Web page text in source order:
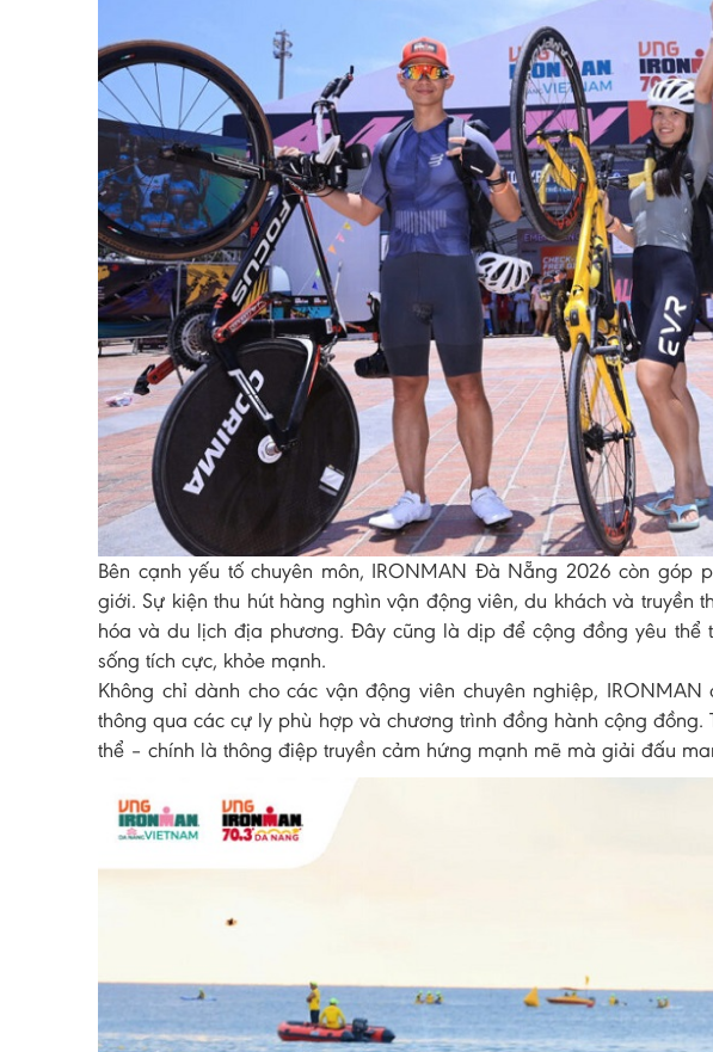
Bên cạnh yếu tố chuyên môn, IRONMAN Đà Nẵng 2026 còn
giới. Sự kiện thu hút hàng nghìn vận động viên, du khách và truyền
hóa và du lịch địa phương. Đây cũng là dịp để cộng đồng yêu
sống tích cực, khỏe mạnh.
Không chỉ dành cho các vận động viên chuyên nghiệp,
thông qua các cự ly phù hợp và chương trình đồng hành cộng đồng.
thể – chính là thông điệp truyền cảm hứng mạnh mẽ mà giải đấu